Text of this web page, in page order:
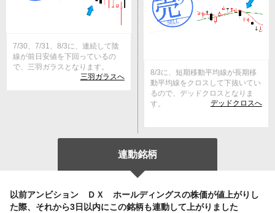
7/30、7/31、8/3に、連続して陰
線が前日安値を下回っているの
で、三羽ガラスとなります。
三羽ガラスへ
8/3に、短期移動平均線が長期移
動平均線をクロスして下抜いてい
るので、デッドクロスとなりま
す。
デッドクロスへ
連動銘柄
以前アンビション ＤＸ ホールディングスの株価が値上がりし
た際、それから3日以内にこの銘柄も連動して上がりました